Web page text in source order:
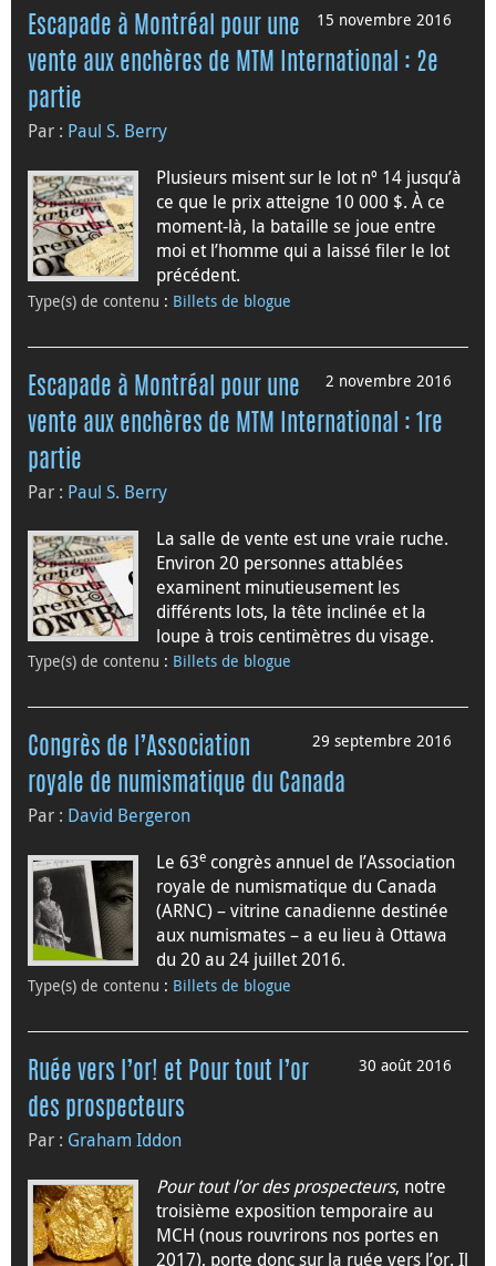
15 novembre 2016
Escapade à Montréal pour une
vente aux enchères de MTM International : 2e
partie
Par : Paul S. Berry
Plusieurs misent sur le lot nº 14 jusqu’à
ce que le prix atteigne 10 000 $. À ce
moment-là, la bataille se joue entre
moi et l’homme qui a laissé filer le lot
précédent.
Type(s) de contenu : Billets de blogue
2 novembre 2016
Escapade à Montréal pour une
vente aux enchères de MTM International : 1re
partie
Par : Paul S. Berry
La salle de vente est une vraie ruche.
Environ 20 personnes attablées
examinent minutieusement les
différents lots, la tête inclinée et la
loupe à trois centimètres du visage.
Type(s) de contenu : Billets de blogue
29 septembre 2016
Congrès de l’Association
royale de numismatique du Canada
Par : David Bergeron
Le 63e congrès annuel de l’Association
royale de numismatique du Canada
(ARNC) – vitrine canadienne destinée
aux numismates – a eu lieu à Ottawa
du 20 au 24 juillet 2016.
Type(s) de contenu : Billets de blogue
30 août 2016
Ruée vers l’or! et Pour tout l’or
des prospecteurs
Par : Graham Iddon
Pour tout l’or des prospecteurs, notre
troisième exposition temporaire au
MCH (nous rouvrirons nos portes en
2017), porte donc sur la ruée vers l’or. Il